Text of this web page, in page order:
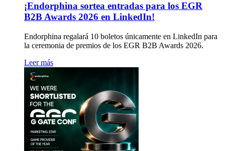
¡Endorphina sortea entradas para los EGR
B2B Awards 2026 en LinkedIn!
Endorphina regalará 10 boletos únicamente en LinkedIn para
la ceremonia de premios de los EGR B2B Awards 2026.
Leer más